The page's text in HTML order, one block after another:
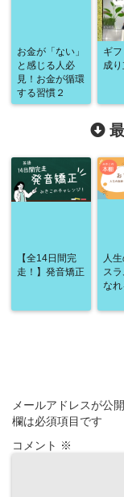
お金が「ない」
と感じる人必
見！お金が循環
する習慣２
ギ
成
【全14日間完
走！】発音矯正
人
スラ
なれ
メールアドレスが公
欄は必須項目です
コメント ※